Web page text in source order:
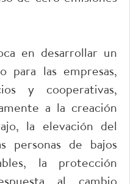
en desarrollar un
para las empresas,
y cooperativas,
a la creación
la elevación del
personas de bajos
la protección
al cambio